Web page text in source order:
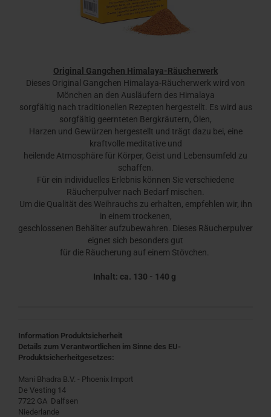
Original Gangchen Himalaya-Räucherwerk
Dieses Original Gangchen Himalaya-Räucherwerk wird von
Mönchen an den Ausläufern des Himalaya
sorgfältig nach traditionellen Rezepten hergestellt. Es wird aus
sorgfältig geernteten Bergkräutern, Ölen,
Harzen und Gewürzen hergestellt und trägt dazu bei, eine
kraftvolle meditative und
heilende Atmosphäre für Körper, Geist und Lebensumfeld zu
schaffen.
Für ein individuelles Erlebnis können Sie verschiedene
Räucherpulver nach Bedarf mischen.
Um die Qualität des Weihrauchs zu erhalten, empfehlen wir, ihn
in einem trockenen,
geschlossenen Behälter aufzubewahren. Dieses Räucherpulver
eignet sich besonders gut
für die Räucherung auf einem Stövchen.
Inhalt: ca. 130 - 140 g
Information Produktsicherheit
Details zum Verantwortlichen im Sinne des EU-
Produktsicherheitgesetzes:
Mani Bhadra B.V. - Phoenix Import
De Vesting 14
7722 GA Dalfsen
Niederlande